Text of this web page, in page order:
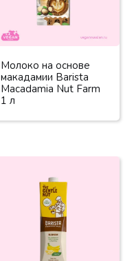
Молоко на основе
макадамии Barista
Macadamia Nut Farm
1 л